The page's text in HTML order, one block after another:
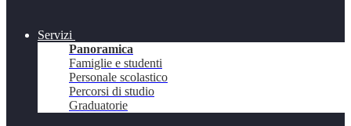
Servizi
Panoramica
Famiglie e studenti
Personale scolastico
Percorsi di studio
Graduatorie